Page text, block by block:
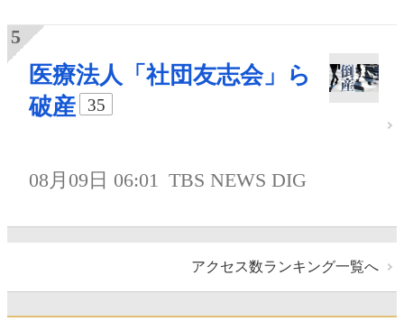
医療法人「社団友志会」ら
破産
35
08月09日 06:01 TBS NEWS DIG
アクセス数ランキング一覧へ